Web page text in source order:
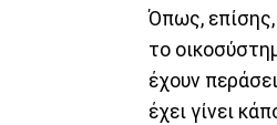
Όπως, επίσης,
το
έχουν
έχει γίνει